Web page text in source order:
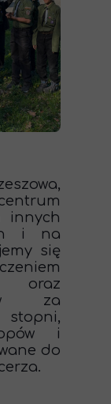
innych
i na
się
oraz
za
i
do